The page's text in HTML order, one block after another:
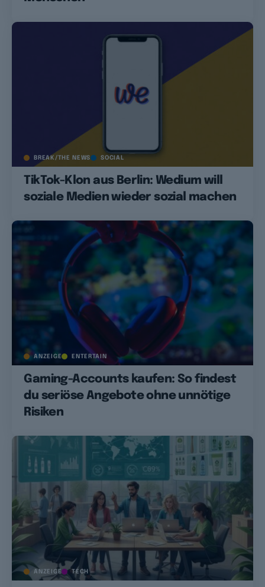
BREAK/THE NEWS SOCIAL
TikTok-Klon aus Berlin: Wedium will
soziale Medien wieder sozial machen
ANZEIGE ENTERTAIN
Gaming-Accounts kaufen: So findest
du seriöse Angebote ohne unnötige
Risiken
ANZEIGE TECH